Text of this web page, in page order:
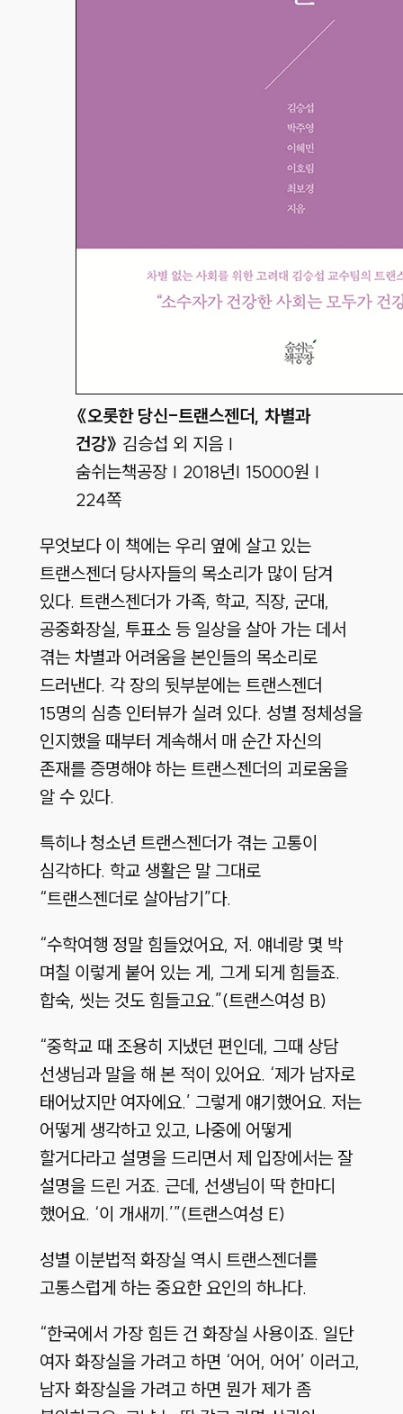
《오롯한 당신-트랜스젠더, 차별과
건강》 김승섭 외 지음 |
숨쉬는책공장 | 2018년| 15000원 |
224쪽
무엇보다 이 책에는 우리 옆에 살고 있는
트랜스젠더 당사자들의 목소리가 많이 담겨
있다. 트랜스젠더가 가족, 학교, 직장, 군대,
공중화장실, 투표소 등 일상을 살아 가는 데서
겪는 차별과 어려움을 본인들의 목소리로
드러낸다. 각 장의 뒷부분에는 트랜스젠더
15명의 심층 인터뷰가 실려 있다. 성별 정체성을
인지했을 때부터 계속해서 매 순간 자신의
존재를 증명해야 하는 트랜스젠더의 괴로움을
알 수 있다.
특히나 청소년 트랜스젠더가 겪는 고통이
심각하다. 학교 생활은 말 그대로
“트랜스젠더로 살아남기”다.
“수학여행 정말 힘들었어요, 저. 얘네랑 몇 박
며칠 이렇게 붙어 있는 게, 그게 되게 힘들죠.
합숙, 씻는 것도 힘들고요.”(트랜스여성 B)
“중학교 때 조용히 지냈던 편인데, 그때 상담
선생님과 말을 해 본 적이 있어요. ‘제가 남자로
태어났지만 여자에요.’ 그렇게 얘기했어요. 저는
어떻게 생각하고 있고, 나중에 어떻게
할거다라고 설명을 드리면서 제 입장에서는 잘
설명을 드린 거죠. 근데, 선생님이 딱 한마디
했어요. ‘이 개새끼.’”(트랜스여성 E)
성별 이분법적 화장실 역시 트랜스젠더를
고통스럽게 하는 중요한 요인의 하나다.
“한국에서 가장 힘든 건 화장실 사용이죠. 일단
여자 화장실을 가려고 하면 ‘어어, 어어’ 이러고,
남자 화장실을 가려고 하면 뭔가 제가 좀